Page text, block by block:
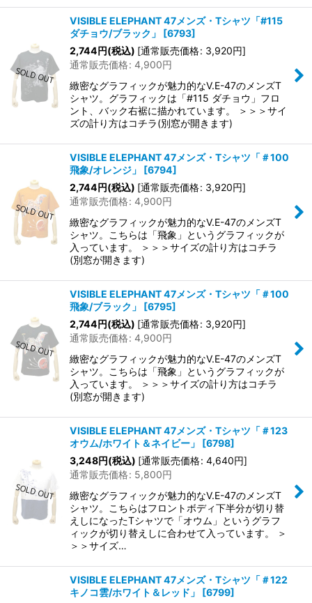
VISIBLE ELEPHANT 47メンズ・Tシャツ「#115
ダチョウ/ブラック」
[6793]
2,744円(税込) [通常販売価格: 3,920円]
通常販売価格: 4,900円
緻密なグラフィックが魅力的なV.E-47のメンズT
シャツ。グラフィックは「#115 ダチョウ」フロ
ント、バック右裾に描かれています。 ＞＞＞サイ
ズの計り方はコチラ(別窓が開きます)
VISIBLE ELEPHANT 47メンズ・Tシャツ「＃100
飛象/オレンジ」
[6794]
2,744円(税込) [通常販売価格: 3,920円]
通常販売価格: 4,900円
緻密なグラフィックが魅力的なV.E-47のメンズT
シャツ。こちらは「飛象」というグラフィックが
入っています。 ＞＞＞サイズの計り方はコチラ
(別窓が開きます)
VISIBLE ELEPHANT 47メンズ・Tシャツ「＃100
飛象/ブラック」
[6795]
2,744円(税込) [通常販売価格: 3,920円]
通常販売価格: 4,900円
緻密なグラフィックが魅力的なV.E-47のメンズT
シャツ。こちらは「飛象」というグラフィックが
入っています。 ＞＞＞サイズの計り方はコチラ
(別窓が開きます)
VISIBLE ELEPHANT 47メンズ・Tシャツ「＃123
オウム/ホワイト＆ネイビー」
[6798]
3,248円(税込) [通常販売価格: 4,640円]
通常販売価格: 5,800円
緻密なグラフィックが魅力的なV.E-47のメンズT
シャツ。こちらはフロントボディ下半分が切り替
えしになったTシャツで「オウム」というグラフ
ィックが切り替えしに合わせて入っています。 ＞
＞＞サイズ…
VISIBLE ELEPHANT 47メンズ・Tシャツ「＃122
キノコ雲/ホワイト＆レッド」
[6799]